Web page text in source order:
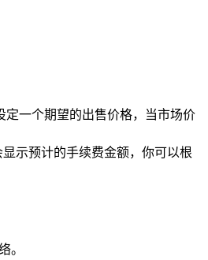
定一个期望的出售价格，当市场价
示预计的手续费金额，你可以根
。